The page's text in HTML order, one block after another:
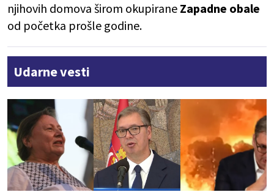
njihovih domova širom okupirane Zapadne obale
od početka prošle godine.
Udarne vesti